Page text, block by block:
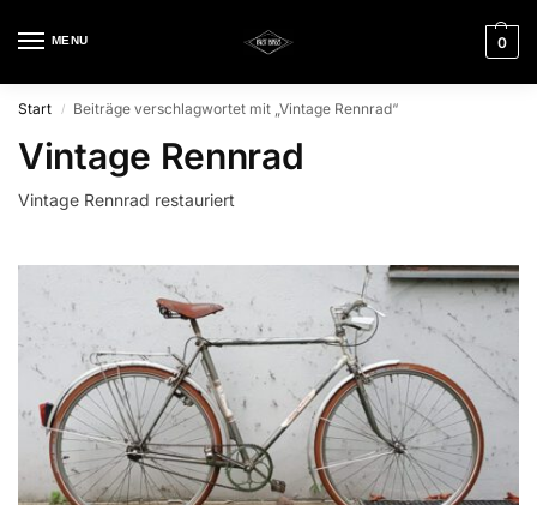
MENU 0
Start / Beiträge verschlagwortet mit „Vintage Rennrad“
Vintage Rennrad
Vintage Rennrad restauriert